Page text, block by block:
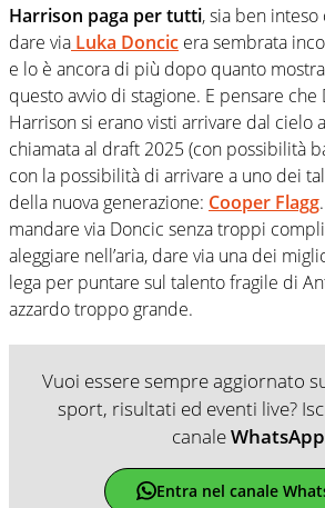
Harrison paga per tutti, sia ben
dare via Luka Doncic era sembrata
e lo è ancora di più dopo quanto
questo avvio di stagione. E pensare che
Harrison si erano visti arrivare dal cielo
chiamata al draft 2025 (con possibilità
con la possibilità di arrivare a uno dei
della nuova generazione: Cooper Flagg
mandare via Doncic senza troppi
aleggiare nell’aria, dare via una dei
lega per puntare sul talento fragile di
azzardo troppo grande.
Vuoi essere sempre aggiornato
sport, risultati ed eventi live?
canaleWhatsApp
Entra nel canale